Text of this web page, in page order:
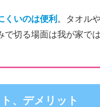
くいのは便利 。タオル
で切る場面は我が家で
、デメリット